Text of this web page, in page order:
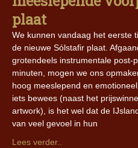
plaat
We kunnen vandaag het eerste
de nieuwe Sólstafir plaat.
grotendeels instrumentale post-
minuten, mogen we ons
hoog meeslepend en
iets bewees (naast het
artwork), is het wel dat de
van veel gevoel in hun
Lees verder..